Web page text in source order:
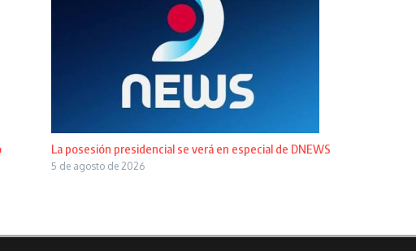
La posesión presidencial se verá en especial de DNEWS
5 de agosto de 2026